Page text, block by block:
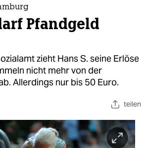
Pfandgeld
zieht Hans S. seine Erlöse
nicht mehr von der
Allerdings nur bis 50 Euro.
teilen